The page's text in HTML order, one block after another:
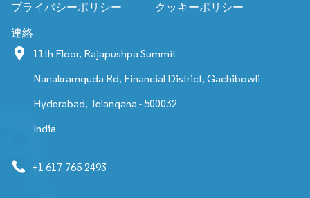
プライバシーポリシー クッキーポリシー
連絡
11th Floor, Rajapushpa Summit
Nanakramguda Rd, Financial District, Gachibowli
Hyderabad, Telangana - 500032
India
+1 617-765-2493